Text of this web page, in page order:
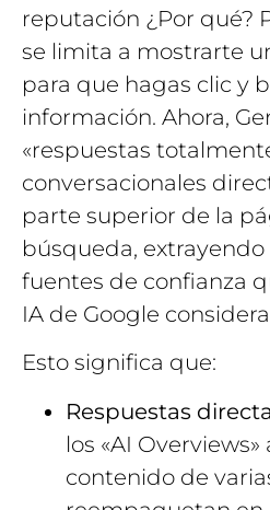
reputación ¿Por qué?
se limita a mostrarte
para que hagas clic y
información. Ahora,
«respuestas
conversacionales
parte superior de la
búsqueda,
fuentes de confianza
IA de Google
Esto significa que:
Respuestas
los «AI
contenido de